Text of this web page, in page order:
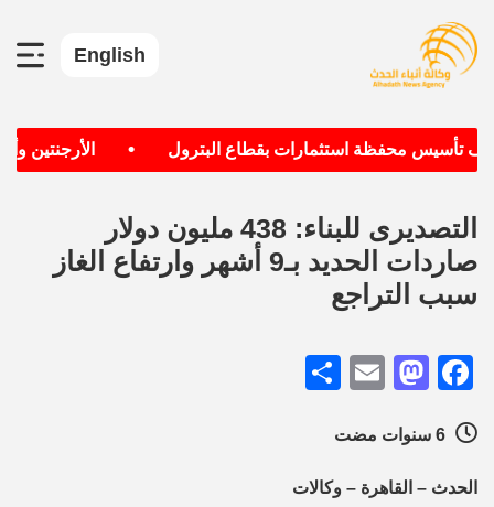
English
تأسيس محفظة استثمارات بقطاع البترول الأرجنتين
التصديرى للبناء: 438 مليون دولار
صاردات الحديد بـ9 أشهر وارتفاع الغاز
سبب التراجع
Facebook
Mastodon
Email
الحدث – القاهرة – وكالات